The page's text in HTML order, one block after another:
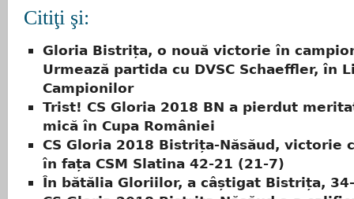
Citiţi şi:
Gloria Bistrița, o nouă victorie în
Urmează partida cu DVSC Schaeffler, în
Campionilor
Trist! CS Gloria 2018 BN a pierdut
mică în Cupa României
CS Gloria 2018 Bistrița-Năsăud, victorie
în fața CSM Slatina 42-21 (21-7)
În bătălia Gloriilor, a câștigat Bistrița,